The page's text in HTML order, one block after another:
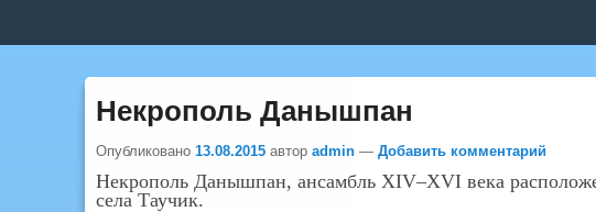
меню
Некрополь Данышпан
Опубликовано 13.08.2015 автор admin — Добавить комментарий
Некрополь Данышпан, ансамбль XIV–XVI века
села Таучик.